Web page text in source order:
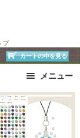
プ
カートの中を見る
メニュー
ング